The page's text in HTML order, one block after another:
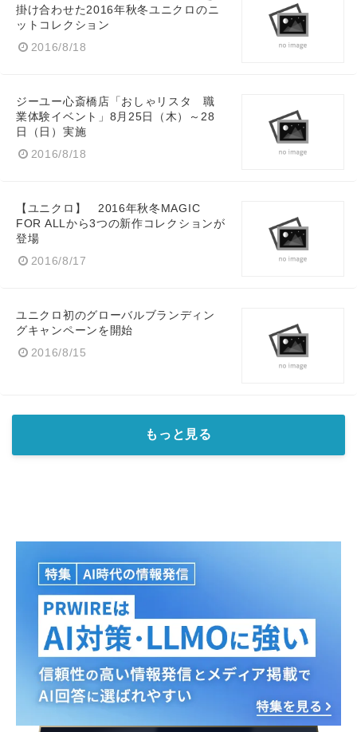
掛け合わせた2016年秋冬ユニクロのニ
ットコレクション
2016/8/18
ジーユー心斎橋店「おしゃリスタ 職
業体験イベント」8月25日（木）～28
日（日）実施
2016/8/18
【ユニクロ】 2016年秋冬MAGIC
FOR ALLから3つの新作コレクションが
登場
2016/8/17
ユニクロ初のグローバルブランディン
グキャンペーンを開始
2016/8/15
もっと見る